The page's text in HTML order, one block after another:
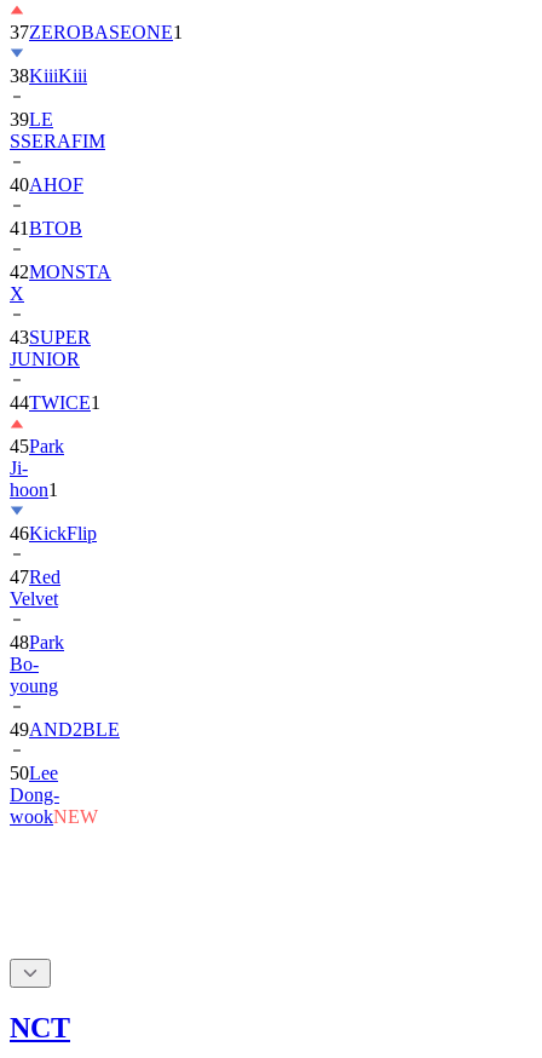
37ZEROBASEONE1
38KiiiKiii
39LE
SSERAFIM
40AHOF
41BTOB
42MONSTA
X
43SUPER
JUNIOR
44TWICE1
45Park
Ji-
hoon1
46KickFlip
47Red
Velvet
48Park
Bo-
young
49AND2BLE
50Lee
Dong-
wookNEW
NCT